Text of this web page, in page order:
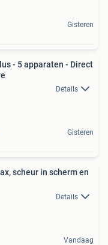
Gisteren
- 5 apparaten - Direct
Details
Gisteren
scheur in scherm en
Details
Vandaag